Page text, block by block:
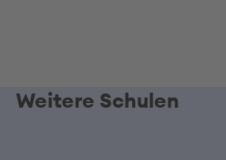
Weitere Schulen